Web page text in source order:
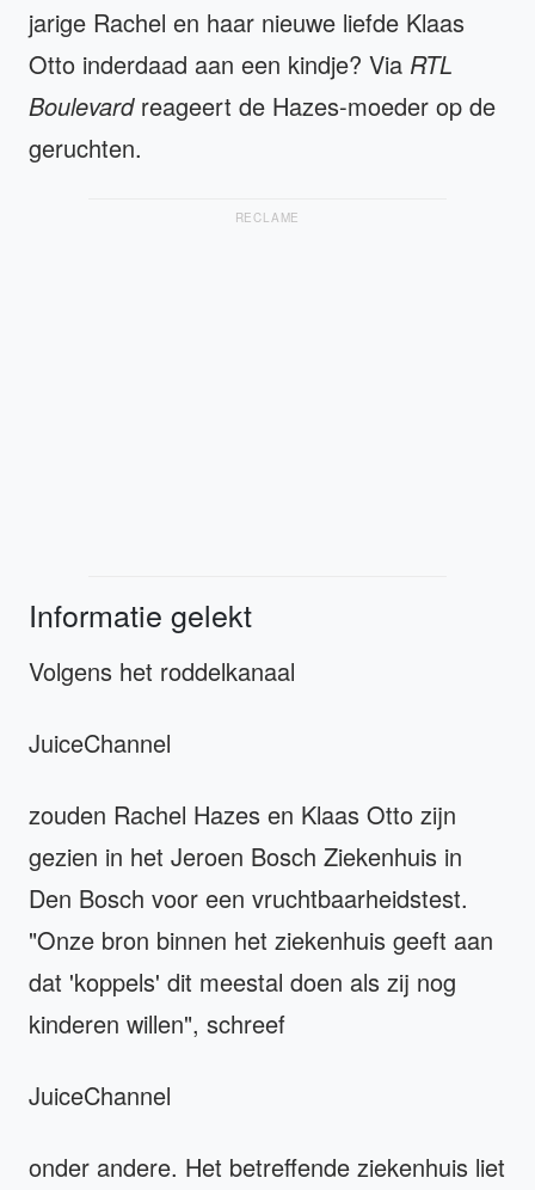
jarige Rachel en haar nieuwe liefde Klaas
Otto inderdaad aan een kindje? Via RTL
Boulevard reageert de Hazes-moeder op de
geruchten.
RECLAME
Informatie gelekt
Volgens het roddelkanaal
JuiceChannel
zouden Rachel Hazes en Klaas Otto zijn
gezien in het Jeroen Bosch Ziekenhuis in
Den Bosch voor een vruchtbaarheidstest.
"Onze bron binnen het ziekenhuis geeft aan
dat 'koppels' dit meestal doen als zij nog
kinderen willen", schreef
JuiceChannel
onder andere. Het betreffende ziekenhuis liet